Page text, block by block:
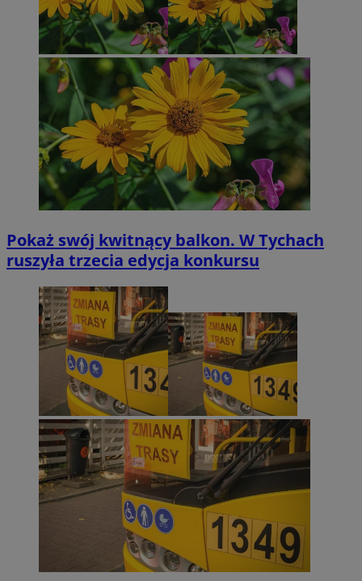
Pokaż swój kwitnący balkon. W Tychach
ruszyła trzecia edycja konkursu